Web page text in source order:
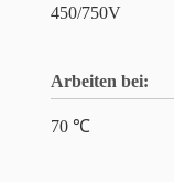
450/750V
Arbeiten bei:
70 ℃